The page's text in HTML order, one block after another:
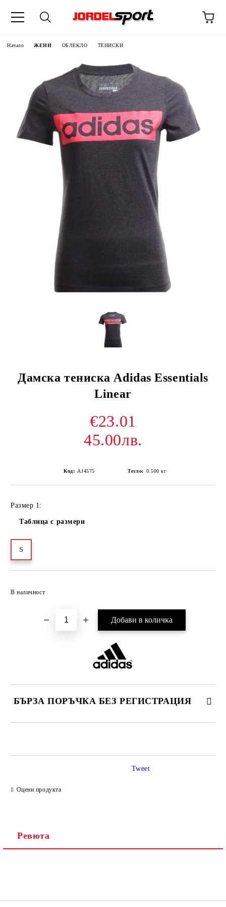
Начало ЖЕНИ ОБЛЕКЛО ТЕНИСКИ
Дамска тениска Adidas Essentials
Linear
€23.01
45.00лв.
Код: AJ4575 Тегло: 0.500 кг
Размер 1:
Таблица с размери
S
В наличност
БЪРЗА ПОРЪЧКА БЕЗ РЕГИСТРАЦИЯ
Оцени продукта
Tweet
Ревюта